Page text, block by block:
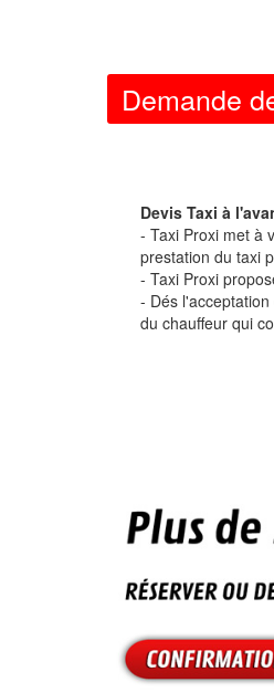
Demande
Devis Taxi à
- Taxi Proxi met à
prestation du taxi
- Taxi Proxi
- Dés
du chauffeur qui